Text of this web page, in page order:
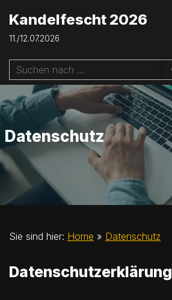
Zum
springen
Kandelfescht 2026
11./12.07.2026
Datenschutz
Sie sind hier: Home » Datenschutz
Datenschutzerklärung